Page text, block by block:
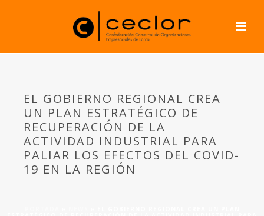
EL GOBIERNO REGIONAL CREA
UN PLAN ESTRATÉGICO DE
RECUPERACIÓN DE LA
ACTIVIDAD INDUSTRIAL PARA
PALIAR LOS EFECTOS DEL COVID-
19 EN LA REGIÓN